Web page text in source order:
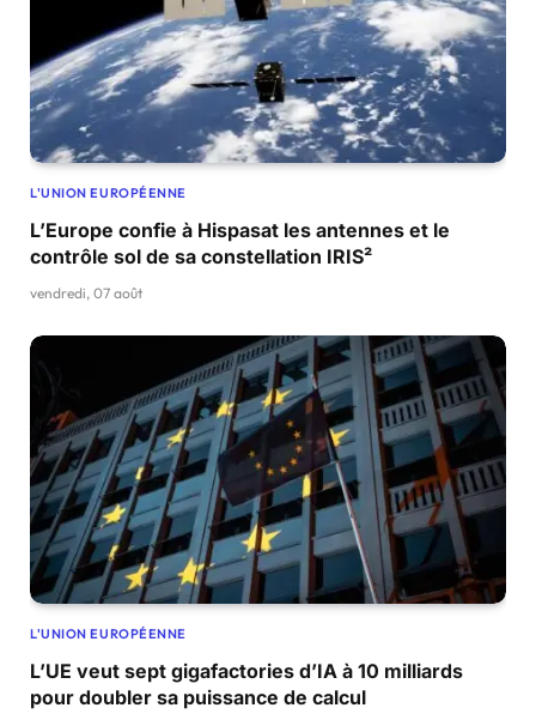
L'UNION EUROPÉENNE
L’Europe confie à Hispasat les antennes et le
contrôle sol de sa constellation IRIS²
vendredi, 07 août
L'UNION EUROPÉENNE
L’UE veut sept gigafactories d’IA à 10 milliards
pour doubler sa puissance de calcul